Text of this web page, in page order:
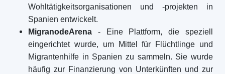
Wohltätigkeitsorganisationen und -projekten in
Spanien entwickelt.
MigranodeArena - Eine Plattform, die speziell
eingerichtet wurde, um Mittel für Flüchtlinge und
Migrantenhilfe in Spanien zu sammeln. Sie wurde
häufig zur Finanzierung von Unterkünften und zur